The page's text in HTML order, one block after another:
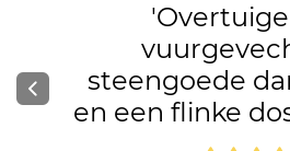
uitzichtloze situatie een
krijgen… Jakop Ahlbom
Collective en DeLaMar blazen
explosieve actiekomedie vol
steengoede
en een flinke